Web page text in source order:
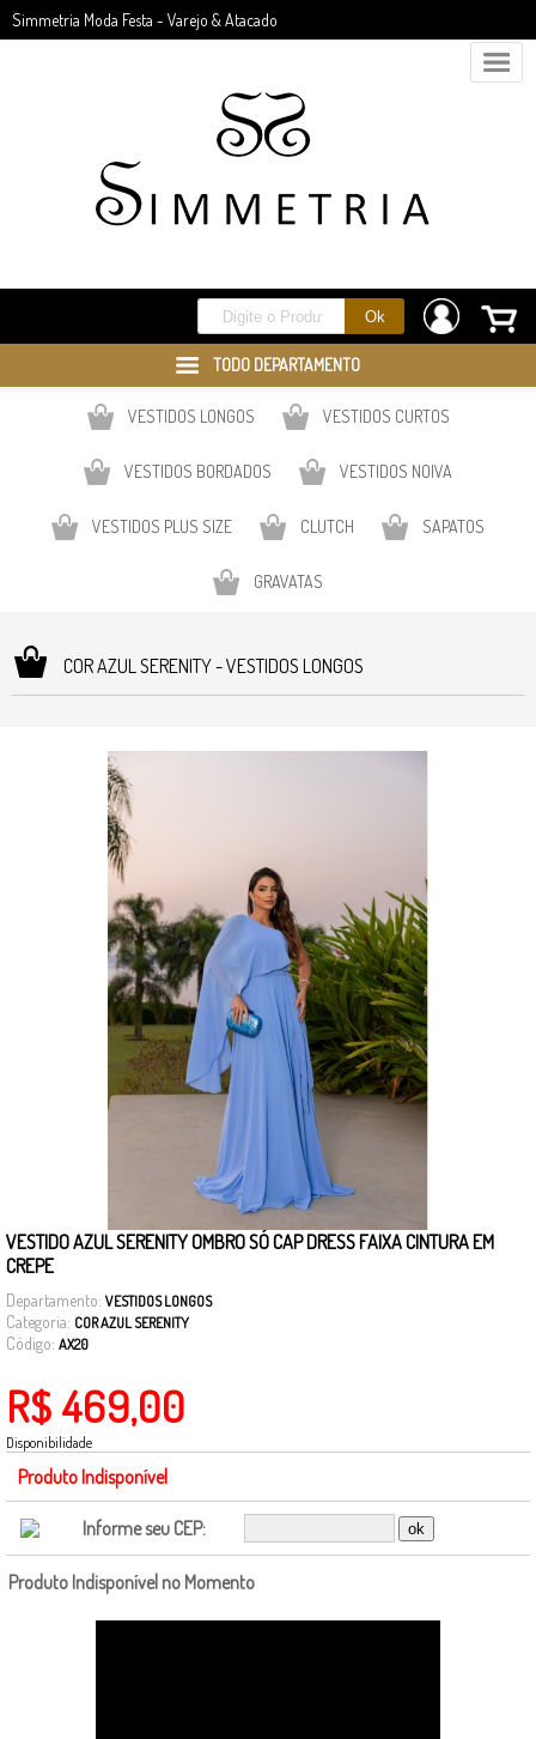
Simmetria Moda Festa - Varejo & Atacado
TODO DEPARTAMENTO
VESTIDOS LONGOS VESTIDOS CURTOS
VESTIDOS BORDADOS VESTIDOS NOIVA
VESTIDOS PLUS SIZE CLUTCH SAPATOS
GRAVATAS
COR AZUL SERENITY - VESTIDOS LONGOS
VESTIDO AZUL SERENITY OMBRO SÓ CAP DRESS FAIXA CINTURA EM
CREPE
Departamento: VESTIDOS LONGOS
Categoria: COR AZUL SERENITY
Código: AX20
R$ 469,00
Disponibilidade
Produto Indisponível
Informe seu CEP:
Produto Indisponível no Momento